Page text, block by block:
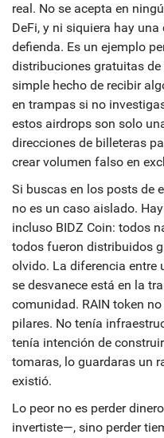
real. No se acepta en
DeFi, y ni siquiera hay
defienda. Es un ejemplo
distribuciones gratuitas
simple hecho de recibir
en trampas si no
estos airdrops son solo
direcciones de billeteras
crear volumen falso en
Si buscas en los posts de
no es un caso aislado.
incluso BIDZ Coin: todos
todos fueron distribuidos
olvido. La diferencia entre
se desvanece está en la
comunidad. RAIN token
pilares. No tenía
tenía intención de
tomaras, lo guardaras un
existió.
Lo peor no es perder
invertiste—, sino perder